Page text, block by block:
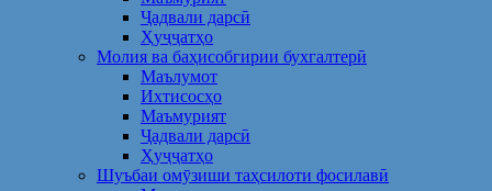
Ҷадвали дарсӣ
Ҳуҷҷатҳо
Молия ва баҳисобгирии бухгалтерӣ
Маълумот
Ихтисосҳо
Маъмурият
Ҷадвали дарсӣ
Ҳуҷҷатҳо
Шуъбаи омӯзиши таҳсилоти фосилавӣ